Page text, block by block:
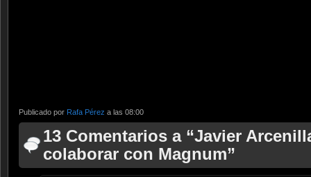
Publicado por Rafa Pérez a las 08:00
13 Comentarios a “Javier
colaborar con Magnum”